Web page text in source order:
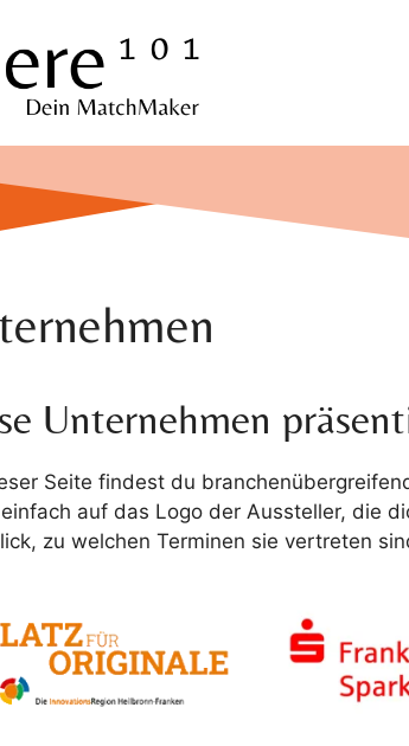
Unternehmen
Seite findest du
auf das Logo der Aussteller, die
zu welchen Terminen sie vertreten